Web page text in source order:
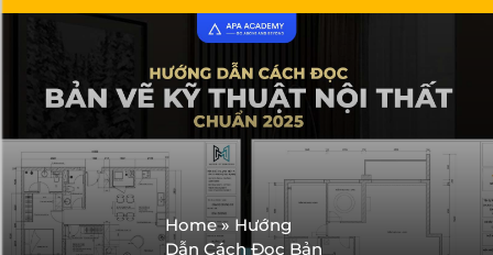
Home» Hướng
Dẫn Cách Đọc Bản